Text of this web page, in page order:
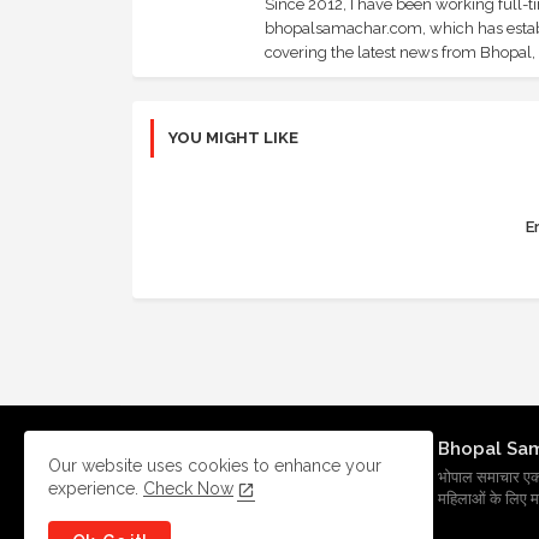
Since 2012, I have been working
bhopalsamachar.com, which has
covering the latest news from Bhopal,
YOU MIGHT LIKE
Bhopal
भोपाल समाचार एक
महिलाओं के लिए
Our website uses cookies to enhance your
experience. Check Now